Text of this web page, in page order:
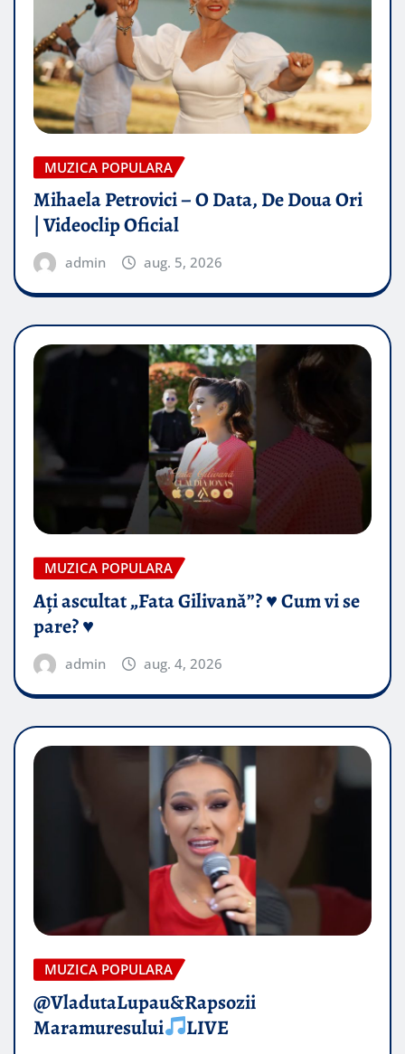
MUZICA POPULARA
Mihaela Petrovici – O Data, De Doua Ori
| Videoclip Oficial
admin aug. 5, 2026
MUZICA POPULARA
Ați ascultat „Fata Gilivană”? ♥️ Cum vi se
pare? ♥️
admin aug. 4, 2026
MUZICA POPULARA
@VladutaLupau&Rapsozii
Maramuresului
LIVE